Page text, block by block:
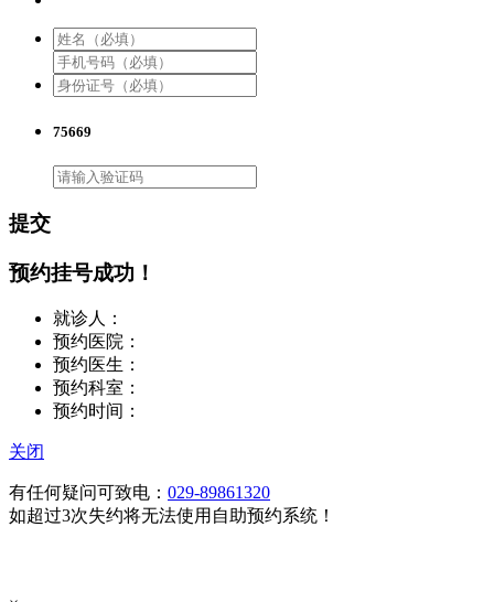
75669
提交
预约挂号成功！
就诊人：
预约医院：
预约医生：
预约科室：
预约时间：
关闭
有任何疑问可致电： 029-89861320
如超过3次失约将无法使用自助预约系统！